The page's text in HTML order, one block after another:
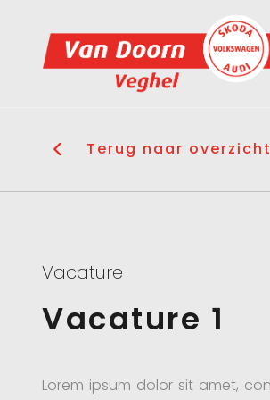
Terug naar overzicht
Vacature
Vacature 1
Lorem ipsum dolor sit amet,